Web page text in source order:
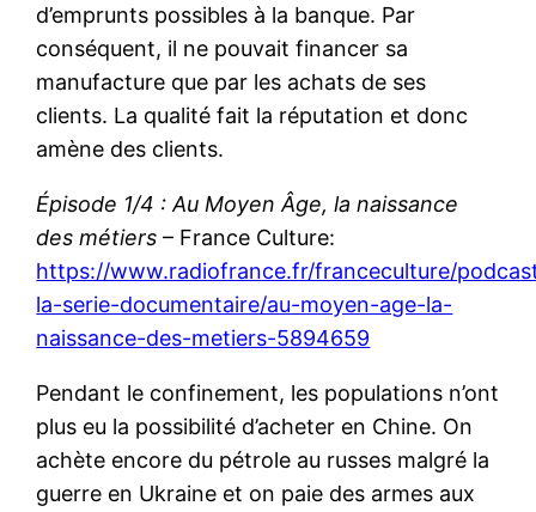
d’emprunts possibles à la banque. Par
conséquent, il ne pouvait financer sa
manufacture que par les achats de ses
clients. La qualité fait la réputation et donc
amène des clients.
Épisode 1/4 : Au Moyen Âge, la naissance
des métiers – France Culture:
https://www.radiofrance.fr/franceculture/
la-serie-documentaire/au-moyen-age-la-
naissance-des-metiers-5894659
Pendant le confinement, les populations n’ont
plus eu la possibilité d’acheter en Chine. On
achète encore du pétrole au russes malgré la
guerre en Ukraine et on paie des armes aux